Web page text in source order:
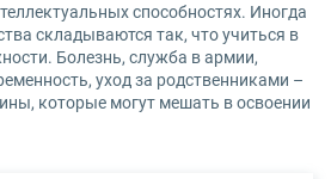
способностях. Иногда
складываются так, что учиться в
Болезнь, служба в армии,
уход за родственниками –
которые могут мешать в освоении